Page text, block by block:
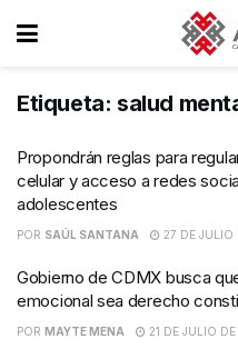
Etiqueta: salud
Propondrán reglas para
celular y acceso a redes
adolescentes
POR SAÚL SANTANA 27 DE JULIO
Gobierno de CDMX busca
emocional sea derecho
POR MAYTE MENA 21 DE JULIO